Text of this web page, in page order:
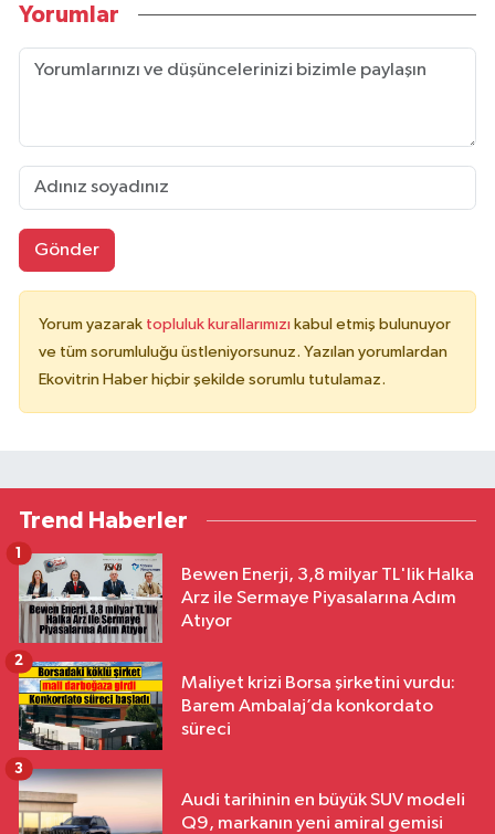
Yorumlar
Gönder
Yorum yazarak topluluk kurallarımızı kabul etmiş bulunuyor
ve tüm sorumluluğu üstleniyorsunuz. Yazılan yorumlardan
Ekovitrin Haber hiçbir şekilde sorumlu tutulamaz.
Trend Haberler
Bewen Enerji, 3,8 milyar TL'lik Halka
Arz ile Sermaye Piyasalarına Adım
Atıyor
1
Maliyet krizi Borsa şirketini vurdu:
Barem Ambalaj’da konkordato
süreci
2
Audi tarihinin en büyük SUV modeli
Q9, markanın yeni amiral gemisi
3